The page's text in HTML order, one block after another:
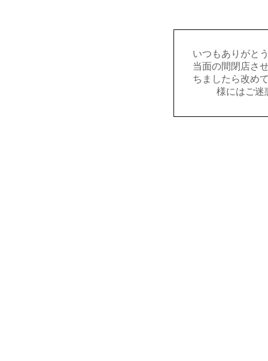
いつもありがと
当面の間閉店さ
ちましたら改め
様にはご迷